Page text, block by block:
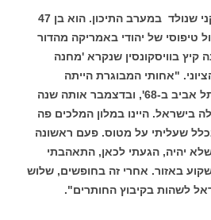
פרידמן עצמו, יהודי אמריקני שנולד במערב התיכון. הוא בן 47
טיפוסי של יהודי באמריקה מהדור
קיץ בוויסקונסין שנקרא 'מחנה
"אחותי המבוגרת הייתה
סטודנטית באוניברסיטת תל אביב ב-68', ובדצמבר אותה שנה
בישראל. היינו במלון המלכים פה
שעליתי על מטוס. פעם ראשונה
יהיה, הגעתי לכאן, התאהבתי
באזור. אחרי זה בחופשים, שלוש
לשהות בקיבוץ החותרים".